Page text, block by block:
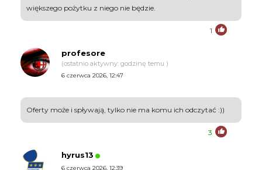
większego pożytku z niego nie będzie.
1
profesore
(ostatnio aktywny: godzinę temu )
6 czerwca 2026, 12:47
Oferty może i spływają, tylko nie ma komu ich odczytać :))
3
hyrus13
6 czerwca 2026, 12:39